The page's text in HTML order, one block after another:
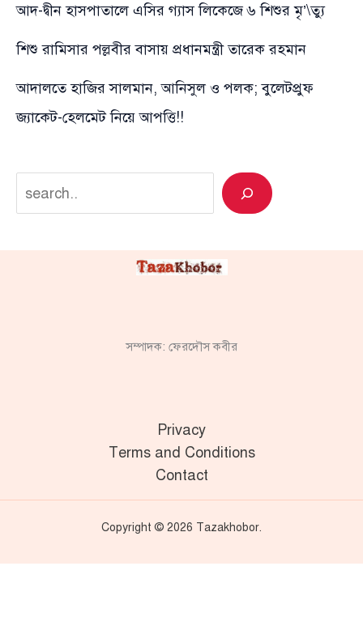
আদ-দ্বীন হাসপাতালে এসির গ্যাস লিকেজে ৬ শিশুর মৃ’\ত্যু
শিশু রামিসার পল্লবীর বাসায় প্রধানমন্ত্রী তারেক রহমান
আদালতে হাজির সালমান, আনিসুল ও পলক; বুলেটপ্রুফ
জ্যাকেট-হেলমেট নিয়ে আপত্তি!!
Search
সম্পাদক: ফেরদৌস কবীর
Privacy
Terms and Conditions
Contact
Copyright © 2026 Tazakhobor.